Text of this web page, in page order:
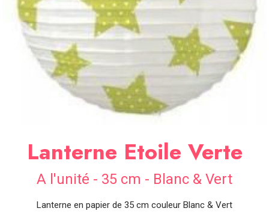
SOIRÉE
OCCASIONS
SPÉCIALES
Lanterne Etoile Verte
A l'unité - 35 cm - Blanc & Vert
Lanterne en papier de 35 cm couleur Blanc & Vert